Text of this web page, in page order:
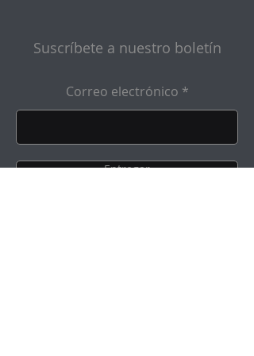
Suscríbete a nuestro boletín
Correo electrónico
Entregar